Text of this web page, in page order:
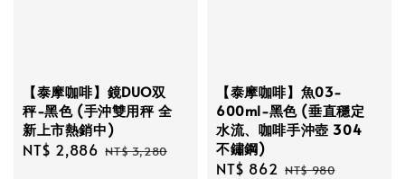
【泰摩咖啡】鏡DUO双
秤-黑色 (手沖雙用秤 全
新上市熱銷中)
Sale
NT$ 2,886 Regular
NT$ 3,280
【泰摩咖啡】魚03-
600ml-黑色 (垂直穩定
水流、咖啡手沖壺 304
不鏽鋼)
Sale
NT$ 862 Regular
NT$ 980